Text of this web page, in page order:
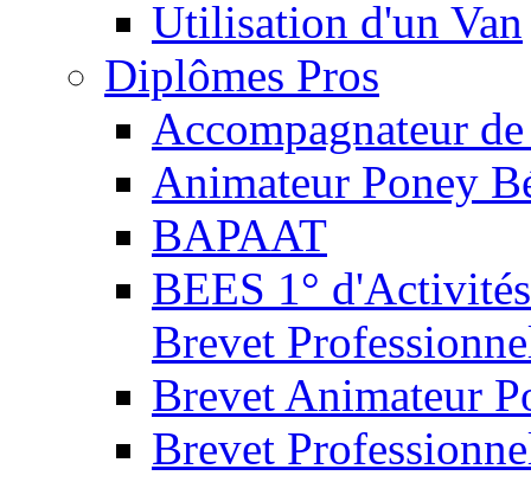
Utilisation d'un Van
Diplômes Pros
Accompagnateur
Animateur Poney
BAPAAT
BEES 1°
Brevet
Brevet Animateur
Brevet